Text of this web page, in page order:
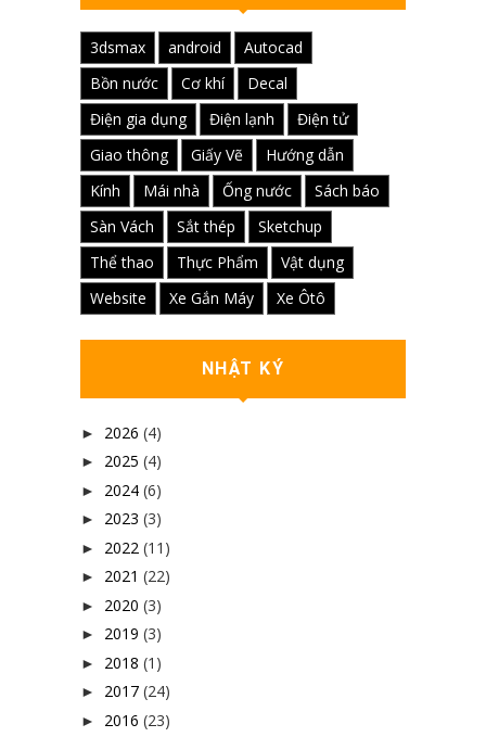
3dsmax android
Autocad
Bồn nước
Cơ khí
Decal
Điện gia dụng
Điện lạnh
Điện tử
Giao thông
Giấy Vẽ
Hướng dẫn
Kính
Mái nhà Ống nước
Sách báo
Sàn Vách
Sắt thép
Sketchup
Thể thao
Thực Phẩm
Vật dụng
Website
Xe Gắn Máy Xe Ôtô
NHẬT KÝ
► 2026 (4)
► 2025 (4)
► 2024 (6)
► 2023 (3)
► 2022 (11)
► 2021 (22)
► 2020 (3)
► 2019 (3)
► 2018 (1)
► 2017 (24)
► 2016 (23)